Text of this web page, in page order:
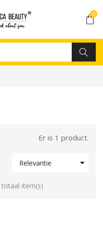
0
Er is 1 product.
Relevantie 
item(s)